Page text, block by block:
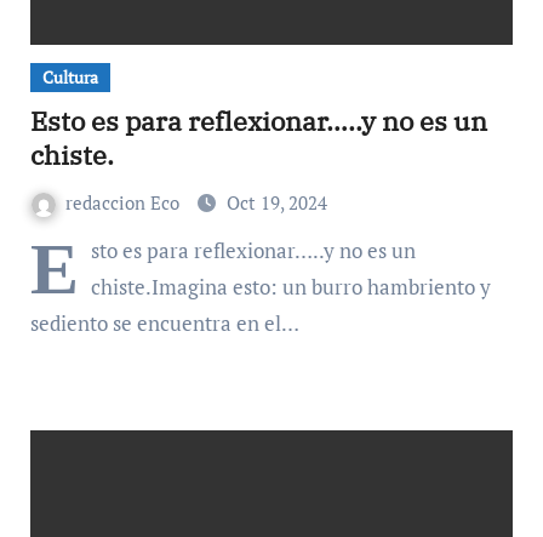
Cultura
Esto es para reflexionar…..y no es un
chiste.
redaccion Eco Oct 19, 2024
E
sto es para reflexionar…..y no es un
chiste.Imagina esto: un burro hambriento y
sediento se encuentra en el…